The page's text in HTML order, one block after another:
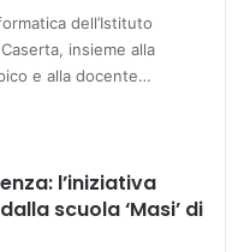
dell’Istituto
insieme alla
e alla docente…
l’iniziativa
scuola ‘Masi’ di